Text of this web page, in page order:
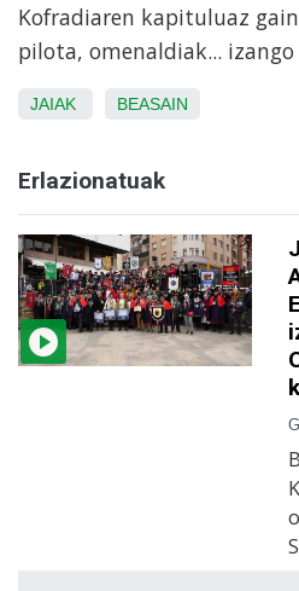
Kofradiaren kapituluaz
pilota, omenaldiak...
JAIAK BEASAIN
Erlazionatuak